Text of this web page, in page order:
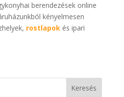
berendezések online
kényelmesen
rostlapokés ipari